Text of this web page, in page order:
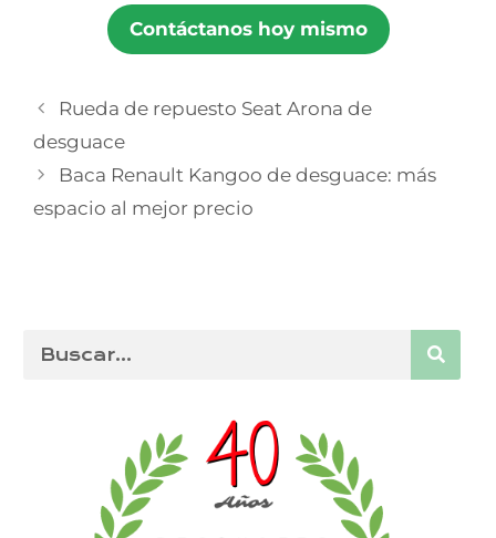
Contáctanos hoy mismo
Rueda de repuesto Seat Arona de
desguace
Baca Renault Kangoo de desguace: más
espacio al mejor precio